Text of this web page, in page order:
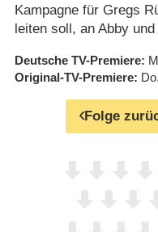
Kampagne für Gregs
leiten soll, an Abby
Deutsche TV-Premiere
Original-TV-Premiere
Folge